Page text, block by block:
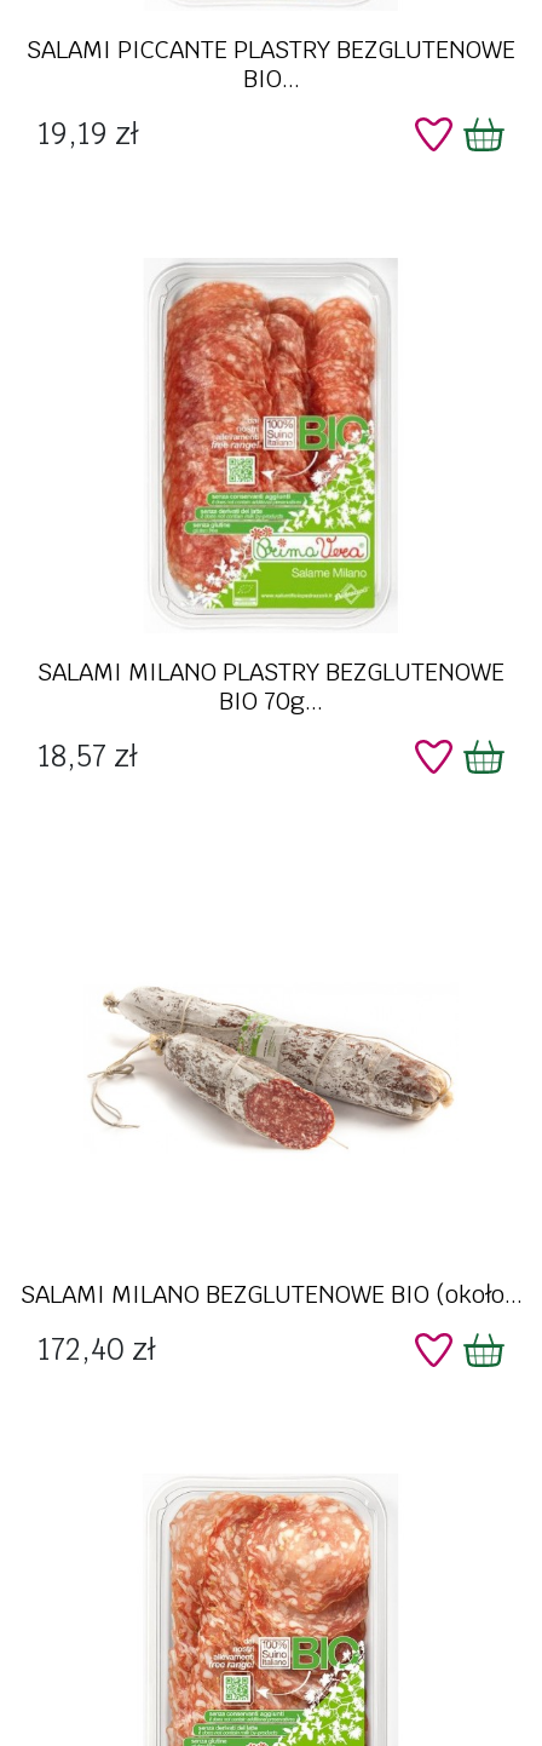
SALAMI PICCANTE PLASTRY BEZGLUTENOWE
BIO...
Cena
19,19 zł
SALAMI MILANO PLASTRY BEZGLUTENOWE
BIO 70g...
Cena
18,57 zł
SALAMI MILANO BEZGLUTENOWE BIO (około...
Cena
172,40 zł